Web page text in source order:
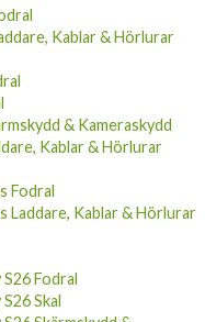
Kablar & Hörlurar
& Kameraskydd
Kablar & Hörlurar
Fodral
Laddare, Kablar & Hörlurar
Fodral
Skal
Skärmskydd &